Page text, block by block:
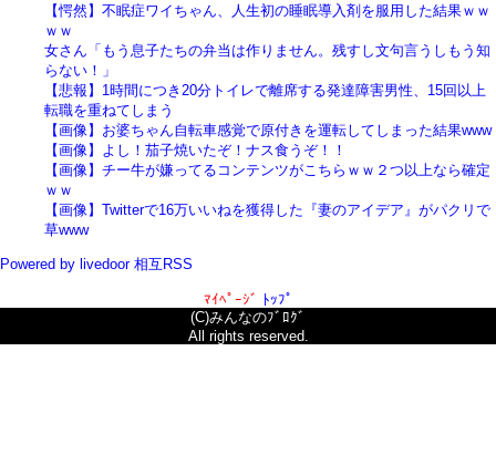
【愕然】不眠症ワイちゃん、人生初の睡眠導入剤を服用した結果ｗｗ
ｗｗ
女さん「もう息子たちの弁当は作りません。残すし文句言うしもう知
らない！」
【悲報】1時間につき20分トイレで離席する発達障害男性、15回以上
転職を重ねてしまう
【画像】お婆ちゃん自転車感覚で原付きを運転してしまった結果www
【画像】よし！茄子焼いたぞ！ナス食うぞ！！
【画像】チー牛が嫌ってるコンテンツがこちらｗｗ２つ以上なら確定
ｗｗ
【画像】Twitterで16万いいねを獲得した『妻のアイデア』がパクリで
草www
Powered by livedoor 相互RSS
ﾏｲﾍﾟｰｼﾞ ﾄｯﾌﾟ
(C)みんなのﾌﾞﾛｸﾞ
All rights reserved.